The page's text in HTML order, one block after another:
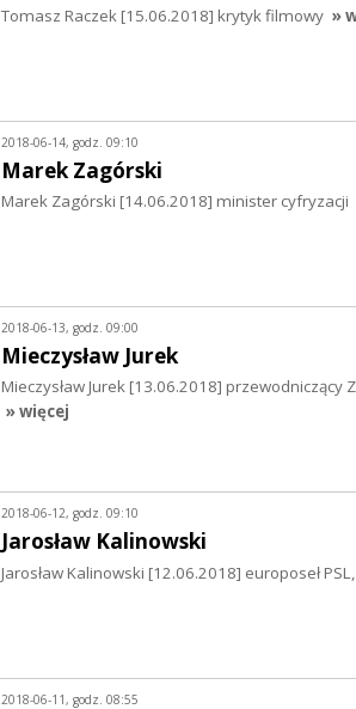
Tomasz Raczek [15.06.2018] krytyk filmowy »
2018-06-14, godz. 09:10
Marek Zagórski
Marek Zagórski [14.06.2018] minister cyfryzacji
2018-06-13, godz. 09:00
Mieczysław Jurek
Mieczysław Jurek [13.06.2018]
» więcej
2018-06-12, godz. 09:10
Jarosław Kalinowski
Jarosław Kalinowski [12.06.2018] europoseł
2018-06-11, godz. 08:55